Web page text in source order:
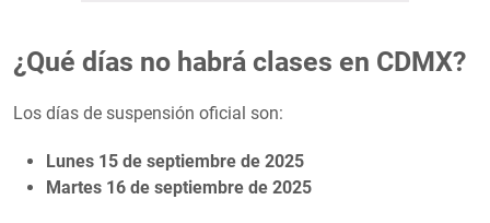
¿Qué días no habrá clases en CDMX?
Los días de suspensión oficial son:
Lunes 15 de septiembre de 2025
Martes 16 de septiembre de 2025